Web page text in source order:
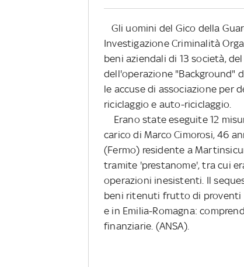
Gli uomini del Gico della
Investigazione Criminalità
beni aziendali di 13 società,
dell'operazione "Background"
le accuse di associazione per
riciclaggio e auto-riciclaggio.
Erano state eseguite 12
carico di Marco Cimorosi, 46
(Fermo) residente a
tramite 'prestanome', tra cui
operazioni inesistenti. Il
beni ritenuti frutto di proventi
e in Emilia-Romagna:
finanziarie. (ANSA).